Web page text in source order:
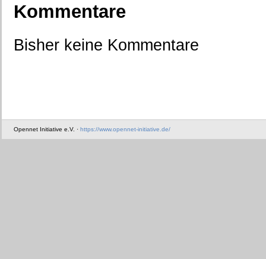
Kommentare
Bisher keine Kommentare
Opennet Initiative e.V. · https://www.opennet-initiative.de/